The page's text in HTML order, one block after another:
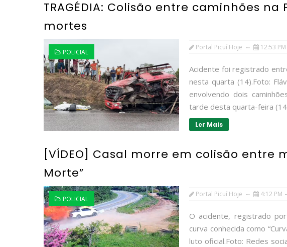
TRAGÉDIA: Colisão entre caminhões
mortes
POLICIAL
Portal Picuí Hoje 12:53 PM
Acidente foi registrado
nesta quarta (14).Foto:
envolvendo dois
tarde desta quarta-feira
Ler Mais
[VÍDEO] Casal morre em colisão entre
Morte”
POLICIAL
Portal Picuí Hoje 4:12 PM
O acidente, registrado
curva conhecida como
luto oficial.Foto: Redes